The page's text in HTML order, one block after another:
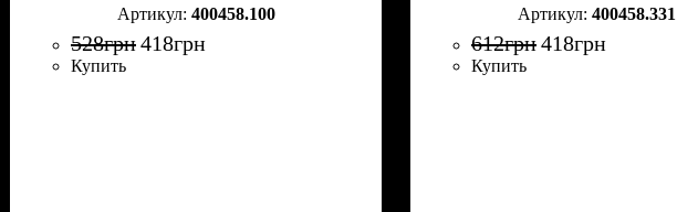
400458.100
528грн418грн
Купить
400458.331
612грн418грн
Купить